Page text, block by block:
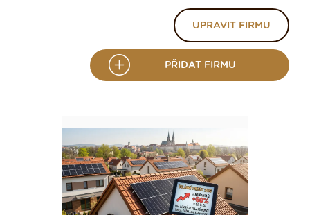
UPRAVIT FIRMU
PŘIDAT FIRMU